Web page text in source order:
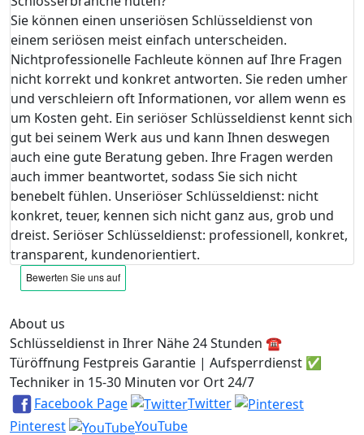
Sie können einen unseriösen Schlüsseldienst von
einem seriösen meist einfach unterscheiden.
Nichtprofessionelle Fachleute können auf Ihre Fragen
nicht korrekt und konkret antworten. Sie reden umher
und verschleiern oft Informationen, vor allem wenn es
um Kosten geht. Ein seriöser Schlüsseldienst kennt sich
gut bei seinem Werk aus und kann Ihnen deswegen
auch eine gute Beratung geben. Ihre Fragen werden
auch immer beantwortet, sodass Sie sich nicht
benebelt fühlen. Unseriöser Schlüsseldienst: nicht
konkret, teuer, kennen sich nicht ganz aus, grob und
dreist. Seriöser Schlüsseldienst: professionell, konkret,
transparent, kundenorientiert.
About us
Schlüsseldienst in Ihrer Nähe 24 Stunden ☎️
Türöffnung Festpreis Garantie | Aufsperrdienst ✅
Techniker in 15-30 Minuten vor Ort 24/7
Facebook Page
Twitter
Pinterest
YouTube